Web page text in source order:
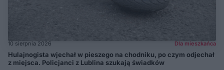
10 sierpnia 2026 Dla mieszkańca
Hulajnogista wjechał w pieszego na chodniku, po czym odjechał
z miejsca. Policjanci z Lublina szukają świadków